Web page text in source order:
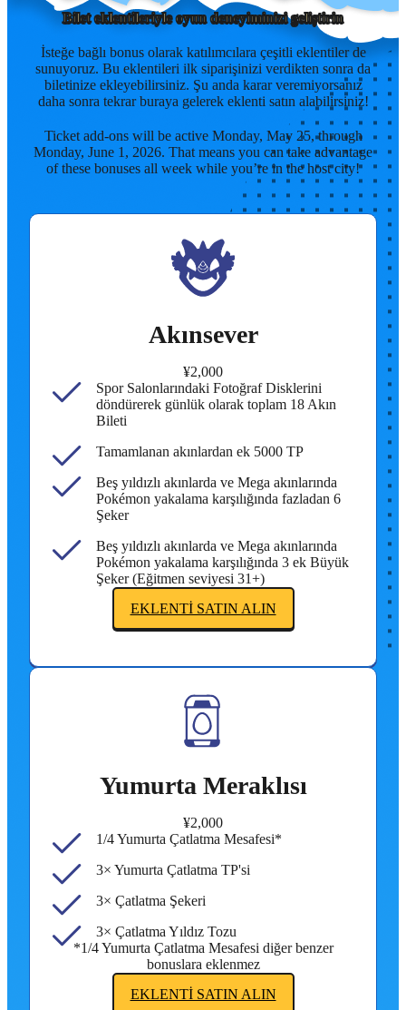
Bilet eklentileriyle oyun deneyiminizi geliştirin
İsteğe bağlı bonus olarak katılımcılara çeşitli eklentiler de
sunuyoruz. Bu eklentileri ilk siparişinizi verdikten sonra da
biletinize ekleyebilirsiniz. Şu anda karar veremiyorsanız
daha sonra tekrar buraya gelerek eklenti satın alabilirsiniz!
Ticket add-ons will be active Monday, May 25, through
Monday, June 1, 2026. That means you can take advantage
of these bonuses all week while you’re in the host city!
Akınsever
¥2,000
Spor Salonlarındaki Fotoğraf Disklerini
döndürerek günlük olarak toplam 18 Akın
Bileti
Tamamlanan akınlardan ek 5000 TP
Beş yıldızlı akınlarda ve Mega akınlarında
Pokémon yakalama karşılığında fazladan 6
Şeker
Beş yıldızlı akınlarda ve Mega akınlarında
Pokémon yakalama karşılığında 3 ek Büyük
Şeker (Eğitmen seviyesi 31+)
EKLENTI SATIN ALIN
Yumurta Meraklısı
¥2,000
1/4 Yumurta Çatlatma Mesafesi*
3× Yumurta Çatlatma TP'si
3× Çatlatma Şekeri
3× Çatlatma Yıldız Tozu
*1/4 Yumurta Çatlatma Mesafesi diğer benzer
bonuslara eklenmez
EKLENTI SATIN ALIN